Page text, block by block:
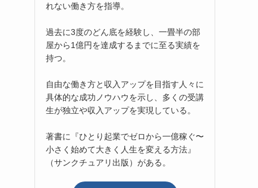
れない働き方を指導。
過去に3度のどん底を経験し、一畳半の部
屋から1億円を達成するまでに至る実績を
持つ。
自由な働き方と収入アップを目指す人々に
具体的な成功ノウハウを示し、多くの受講
生が独立や収入アップを実現している。
著書に『ひとり起業でゼロから一億稼ぐ〜
小さく始めて大きく人生を変える方法』
（サンクチュアリ出版）がある。